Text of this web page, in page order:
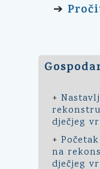
➔
+
dječjeg
+
na
dječjeg